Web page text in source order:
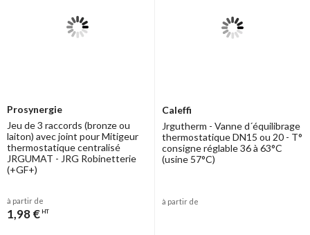
Prosynergie
Jeu de 3 raccords (bronze ou
laiton) avec joint pour Mitigeur
thermostatique centralisé
JRGUMAT - JRG Robinetterie
(+GF+)
à partir de
1,98 € HT
Caleffi
Jrgutherm - Vanne d´équilibrage
thermostatique DN15 ou 20 - T°
consigne réglable 36 à 63°C
(usine 57°C)
à partir de